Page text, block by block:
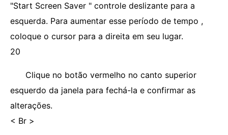
"Start Screen Saver " controle deslizante para a
esquerda. Para aumentar esse período de tempo ,
coloque o cursor para a direita em seu lugar.
20
Clique no botão vermelho no canto superior
esquerdo da janela para fechá-la e confirmar as
alterações.
< Br >